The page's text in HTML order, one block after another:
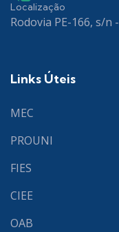
Localização
Rodovia PE-166, s/n
Links Úteis
MEC
PROUNI
FIES
CIEE
OAB